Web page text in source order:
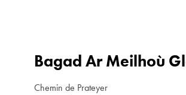
Bagad Ar Meilhoù
Chemin de Prateyer